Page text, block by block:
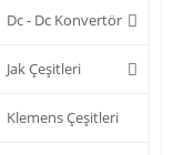
Dc - Dc Konvertör
Jak Çeşitleri
Klemens Çeşitleri